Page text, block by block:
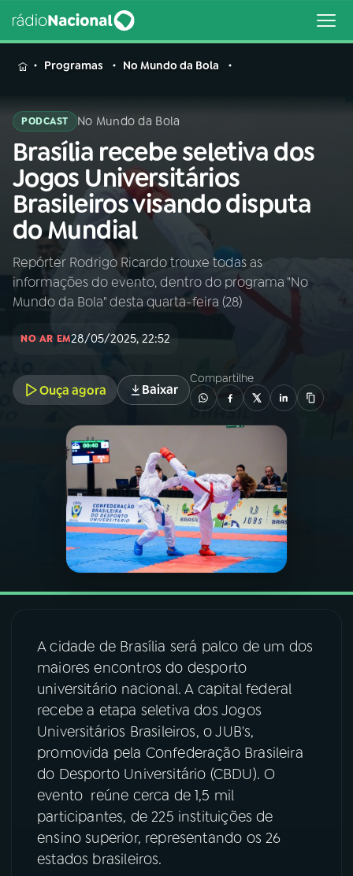
MENU
Buscar
na
Rádio
Nacional
Buscar
01INÍCIO
02A RÁDIO
03PROGRAMAÇÃO
PROGRAMAS
PODCASTS
VIDEOCASTS
07ÚLTIMAS
08FESTIVAL DE MÚSICA
YouTube Facebook
Instagram X
TikTok
Programas No Mundo da Bola
PODCAST No Mundo da Bola
Brasília recebe seletiva dos
Jogos Universitários
Brasileiros visando disputa
do Mundial
Repórter Rodrigo Ricardo trouxe todas as
informações do evento, dentro do programa "No
Mundo da Bola" desta quarta-feira (28)
NO AR EM28/05/2025, 22:52
Ouça agora Baixar
Compartilhe
A cidade de Brasília será palco de um dos
maiores encontros do desporto
universitário nacional. A capital federal
recebe a etapa seletiva dos Jogos
Universitários Brasileiros, o JUB's,
promovida pela Confederação Brasileira
do Desporto Universitário (CBDU). O
evento reúne cerca de 1,5 mil
participantes, de 225 instituições de
ensino superior, representando os 26
estados brasileiros.